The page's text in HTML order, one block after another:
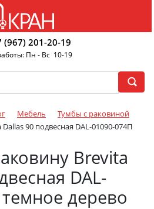
(967) 201-20-19
Пн - Вс 10-19
Мебель
Тумбы с раковиной
90 подвесная DAL-01090-074П
Brevita
DAL-
дерево